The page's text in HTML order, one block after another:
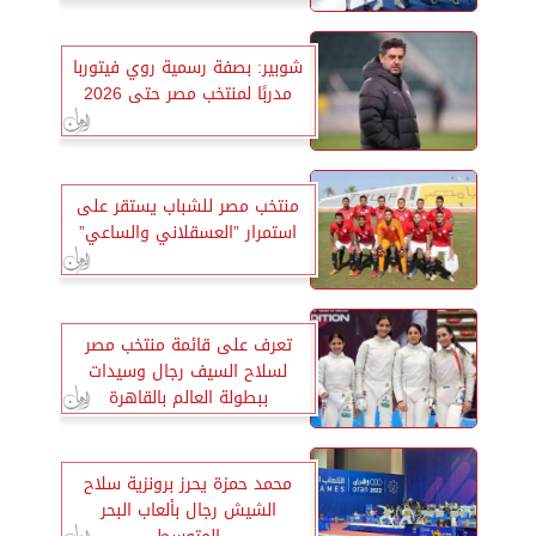
شوبير: بصفة رسمية روي فيتوربا
مدربًا لمنتخب مصر حتى 2026
منتخب مصر للشباب يستقر على
استمرار ”العسقلاني والساعي”
تعرف على قائمة منتخب مصر
لسلاح السيف رجال وسيدات
ببطولة العالم بالقاهرة
محمد حمزة يحرز برونزية سلاح
الشيش رجال بألعاب البحر